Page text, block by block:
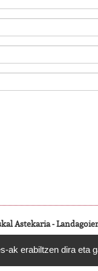
Astekaria -
ak erabiltzen dira eta